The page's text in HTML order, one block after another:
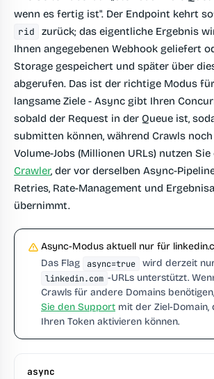
wenn es fertig ist". Der Endpoint kehrt
rid
zurück; das eigentliche Ergebnis
Ihnen angegebenen Webhook geliefert
Storage gespeichert und später über
abgerufen. Das ist der richtige Modus
langsame Ziele - Async gibt Ihren
sobald der Request in der Queue ist,
submitten können, während Crawls
Volume-Jobs (Millionen URLs) nutzen Sie
Crawler, der vor derselben Async-
Retries, Rate-Management und
übernimmt.
Async-Modus aktuell nur für
Das Flag
async=true wird derzeit
linkedin.com -URLs unterstützt.
Crawls für andere Domains benötigen,
Sie den Support mit der Ziel-
Ihren Token aktivieren können.
async